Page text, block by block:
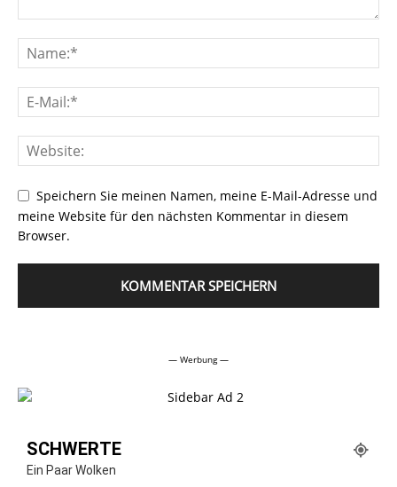
Speichern Sie meinen Namen, meine E-Mail-Adresse und
meine Website für den nächsten Kommentar in diesem
Browser.
— Werbung —
SCHWERTE
Ein Paar Wolken